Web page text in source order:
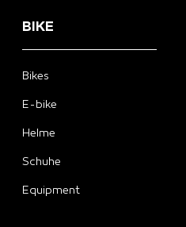
BIKE
Bikes
E-bike
Helme
Schuhe
Equipment